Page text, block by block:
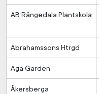
AB Rångedala Plantskola
Abrahamssons Htrgd
Aga Garden
Åkersberga